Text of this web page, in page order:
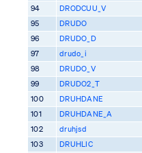
94
DRODCUU_V
95
DRUDO
96
DRUDO_D
97
drudo_i
98
DRUDO_V
99
DRUDO2_T
100
DRUHDANE
101
DRUHDANE_A
102
druhjsd
103
DRUHLIC